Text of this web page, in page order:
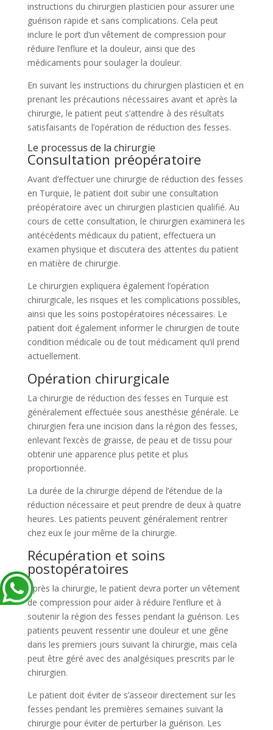
instructions du chirurgien plasticien pour assurer une
guérison rapide et sans complications. Cela peut
inclure le port d’un vêtement de compression pour
réduire l’enflure et la douleur, ainsi que des
médicaments pour soulager la douleur.
En suivant les instructions du chirurgien plasticien et en
prenant les précautions nécessaires avant et après la
chirurgie, le patient peut s’attendre à des résultats
satisfaisants de l’opération de réduction des fesses.
Le processus de la chirurgie
Consultation préopératoire
Avant d’effectuer une chirurgie de réduction des fesses
en Turquie, le patient doit subir une consultation
préopératoire avec un chirurgien plasticien qualifié. Au
cours de cette consultation, le chirurgien examinera les
antécédents médicaux du patient, effectuera un
examen physique et discutera des attentes du patient
en matière de chirurgie.
Le chirurgien expliquera également l’opération
chirurgicale, les risques et les complications possibles,
ainsi que les soins postopératoires nécessaires. Le
patient doit également informer le chirurgien de toute
condition médicale ou de tout médicament qu’il prend
actuellement.
Opération chirurgicale
La chirurgie de réduction des fesses en Turquie est
généralement effectuée sous anesthésie générale. Le
chirurgien fera une incision dans la région des fesses,
enlevant l’excès de graisse, de peau et de tissu pour
obtenir une apparence plus petite et plus
proportionnée.
La durée de la chirurgie dépend de l’étendue de la
réduction nécessaire et peut prendre de deux à quatre
heures. Les patients peuvent généralement rentrer
chez eux le jour même de la chirurgie.
Récupération et soins
postopératoires
Après la chirurgie, le patient devra porter un vêtement
de compression pour aider à réduire l’enflure et à
soutenir la région des fesses pendant la guérison. Les
patients peuvent ressentir une douleur et une gêne
dans les premiers jours suivant la chirurgie, mais cela
peut être géré avec des analgésiques prescrits par le
chirurgien.
Le patient doit éviter de s’asseoir directement sur les
fesses pendant les premières semaines suivant la
chirurgie pour éviter de perturber la guérison. Les